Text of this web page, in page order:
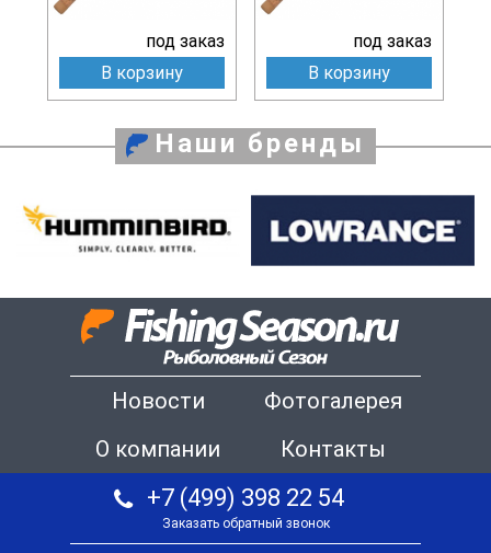
под заказ
В корзину
под заказ
В корзину
Наши бренды
Новости
Фотогалерея
О компании
Контакты
+7 (499) 398 22 54
Заказать обратный звонок